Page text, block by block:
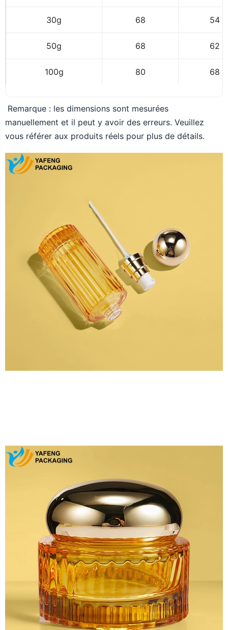
30g 68 54
50g 68 62
100g 80 68
Remarque : les dimensions sont mesurées
manuellement et il peut y avoir des erreurs. Veuillez
vous référer aux produits réels pour plus de détails.